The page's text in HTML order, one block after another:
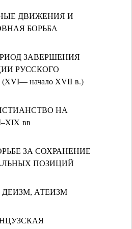
ДВИЖЕНИЯ И
БОРЬБА
ЗАВЕРШЕНИЯ
РУССКОГО
начало XVII в.)
НА
вв
ЗА СОХРАНЕНИЕ
ПОЗИЦИЙ
АТЕИЗМ